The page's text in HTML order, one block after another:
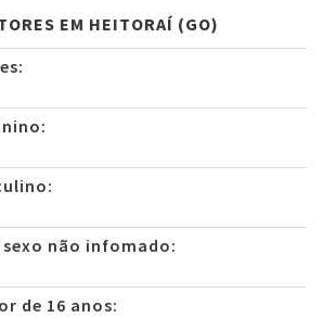
EM HEITORAÍ (GO)
não infomado:
de 16 anos: